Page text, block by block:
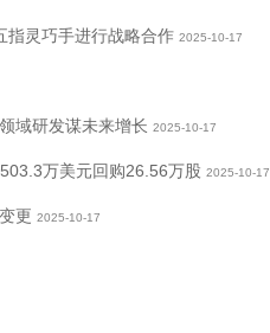
指灵巧手进行战略合作 2025-10-17
域研发谋未来增长 2025-10-17
万美元回购26.56万股 2025-10-17
更 2025-10-17